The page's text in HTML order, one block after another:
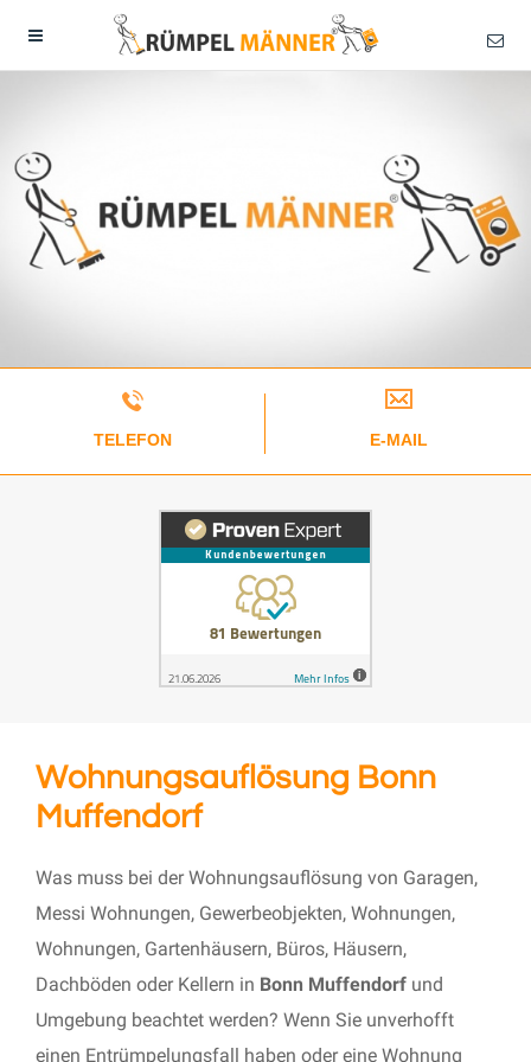
TELEFON E-MAIL
Wohnungsauflösung Bonn
Muffendorf
Was muss bei der Wohnungsauflösung von Garagen,
Messi Wohnungen, Gewerbeobjekten, Wohnungen,
Wohnungen, Gartenhäusern, Büros, Häusern,
Dachböden oder Kellern in Bonn Muffendorf und
Umgebung beachtet werden? Wenn Sie unverhofft
einen Entrümpelungsfall haben oder eine Wohnung